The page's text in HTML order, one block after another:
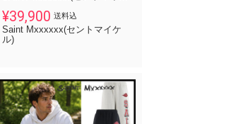
¥39,900 送料込
Saint Mxxxxxx(セントマイケ
ル)